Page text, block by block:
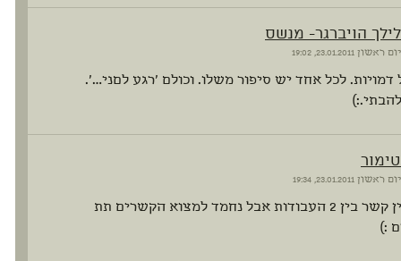
לילך הויברגר- מנשס
יום ראשון
דמויות. לכל אחד יש סיפור משלו. וכולם 'רגע לםני…'.
טימור
יום ראשון
יובל, אין קשר בין 2 העבודות אבל נחמד למצוא הקשרים תת
:)